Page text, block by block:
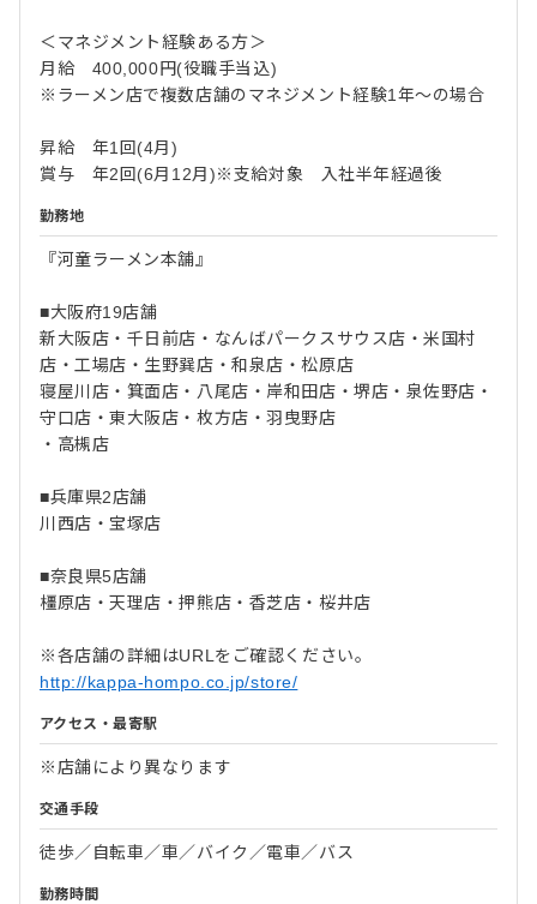
＜マネジメント経験ある方＞
月給 400,000円(役職手当込)
※ラーメン店で複数店舗のマネジメント経験1年〜の場合
昇給 年1回(4月)
賞与 年2回(6月12月)※支給対象 入社半年経過後
勤務地
『河童ラーメン本舗』
■大阪府19店舗
新大阪店・千日前店・なんばパークスサウス店・米国村
店・工場店・生野巽店・和泉店・松原店
寝屋川店・箕面店・八尾店・岸和田店・堺店・泉佐野店・
守口店・東大阪店・枚方店・羽曳野店
・高槻店
■兵庫県2店舗
川西店・宝塚店
■奈良県5店舗
橿原店・天理店・押熊店・香芝店・桜井店
※各店舗の詳細はURLをご確認ください。
http://kappa-hompo.co.jp/store/
アクセス・最寄駅
※店舗により異なります
交通手段
徒歩／自転車／車／バイク／電車／バス
勤務時間